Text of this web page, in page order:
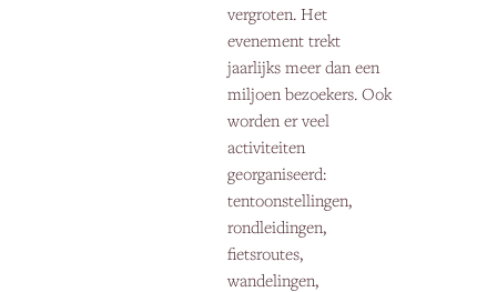
vergroten. Het
evenement trekt
jaarlijks meer dan een
miljoen bezoekers. Ook
worden er veel
activiteiten
georganiseerd:
tentoonstellingen,
rondleidingen,
fietsroutes,
wandelingen,